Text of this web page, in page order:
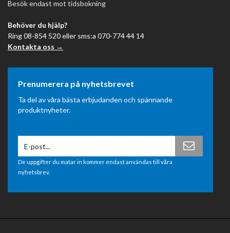
Besök endast mot tidsbokning
Behöver du hjälp?
Ring 08-854 520 eller sms:a 070-774 44 14
Kontakta oss →
Prenumerera på nyhetsbrevet
Ta del av våra bästa erbjudanden och spännande
produktnyheter.
De uppgifter du matar in kommer endast användas till våra
nyhetsbrev.